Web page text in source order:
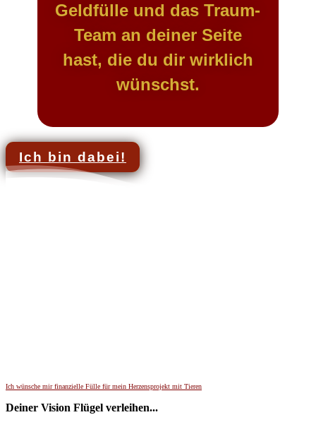
Geldfülle und das Traum-
Team an deiner Seite
hast, die du dir wirklich
wünschst.
Ich bin dabei!
Ich wünsche mir finanzielle Fülle für mein Herzensprojekt mit Tieren
Deiner Vision Flügel verleihen...